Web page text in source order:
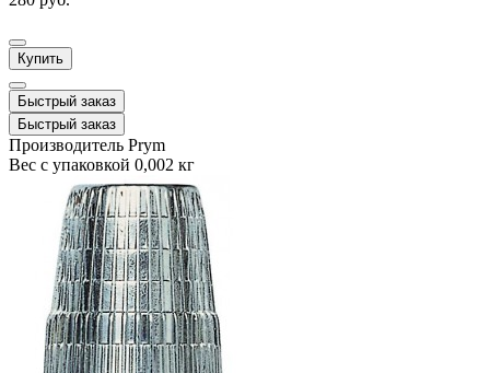
Купить
Быстрый заказ
Быстрый заказ
Производитель Prym
Вес с упаковкой 0,002 кг